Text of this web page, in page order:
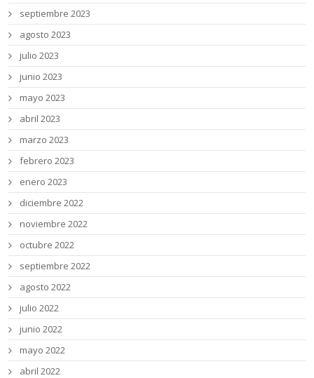
septiembre 2023
agosto 2023
julio 2023
junio 2023
mayo 2023
abril 2023
marzo 2023
febrero 2023
enero 2023
diciembre 2022
noviembre 2022
octubre 2022
septiembre 2022
agosto 2022
julio 2022
junio 2022
mayo 2022
abril 2022